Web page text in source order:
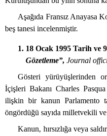
Aşağıda Fransız Anayasa
beş tanesi incelenmiştir.
1. 18 Ocak 1995 Tarih ve
Gözetleme”, Journal
Gösteri yürüyüşlerinden
İçişleri Bakanı Charles
ilişkin bir kanun Parlamento
öngördüğü sayıda milletvekili
Kanun, hırsızlığa veya